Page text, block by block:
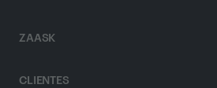
ZAASK
CLIENTES